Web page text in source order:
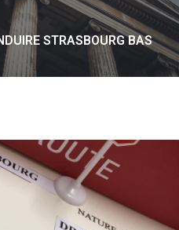
STRASBOURG BAS